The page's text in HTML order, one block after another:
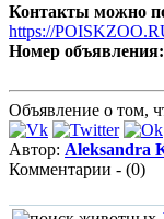
Контакты можно
https://
Номер объявления:
Объявление о том,
Автор: Aleksandra
Комментарии - (0)